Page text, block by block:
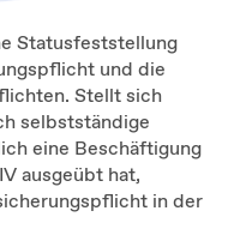
Statusfeststellung
und die
Stellt sich
selbstständige
eine Beschäftigung
ausgeübt hat,
in der